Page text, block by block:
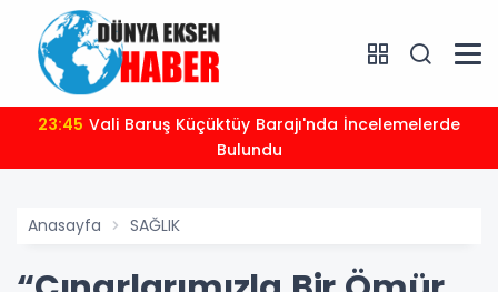
23:45
Bulundu
Anasayfa SAĞLIK